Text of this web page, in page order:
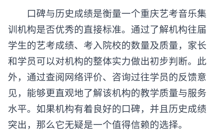
口碑与历史成绩是衡量一个重庆艺考音乐集
训机构是否优秀的直接标准。通过了解机构往届
学生的艺考成绩、考入院校的数量及质量，家长
和学员可以对机构的整体实力做出初步判断。此
外，通过查阅网络评价、咨询过往学员的反馈意
见，能够更直观地了解该机构的教学质量与服务
水平。如果机构有着良好的口碑，并且历史成绩
突出，那么它无疑是一个值得信赖的选择。